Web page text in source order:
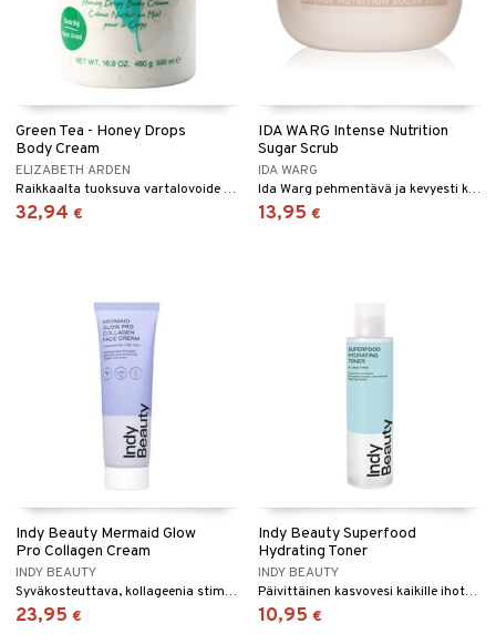
Green Tea - Honey Drops
Body Cream
ELIZABETH ARDEN
Raikkaalta tuoksuva vartalovoide Elizabeth Ardenilta
32,94 €
IDA WARG Intense Nutrition
Sugar Scrub
IDA WARG
Ida Warg pehmentävä ja kevyesti kuoriva sokerikuorinta kuivalle iholle
13,95 €
Indy Beauty Mermaid Glow
Pro Collagen Cream
INDY BEAUTY
Syväkosteuttava, kollageenia stimuloiva kasvovoide, joka antaa kimmoisuutta ja ehkäisee hienoja juonteita Indy Beautyltä.
23,95 €
Indy Beauty Superfood
Hydrating Toner
INDY BEAUTY
Päivittäinen kasvovesi kaikille ihotyypeille Indy Beauty -tuotemerkiltä.
10,95 €